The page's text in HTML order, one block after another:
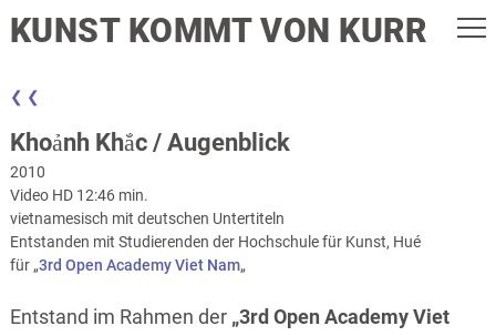
KUNST KOMMT VON KURR
❮ ❮
Khoảnh Khắc / Augenblick
2010
Video HD 12:46 min.
vietnamesisch mit deutschen Untertiteln
Entstanden mit Studierenden der Hochschule für Kunst, Hué
für „3rd Open Academy Viet Nam„
Entstand im Rahmen der „3rd Open Academy Viet